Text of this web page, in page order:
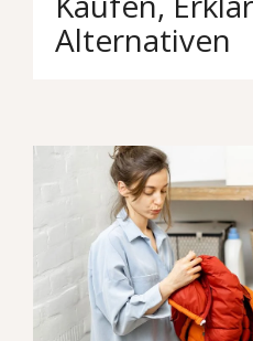
Alternativen